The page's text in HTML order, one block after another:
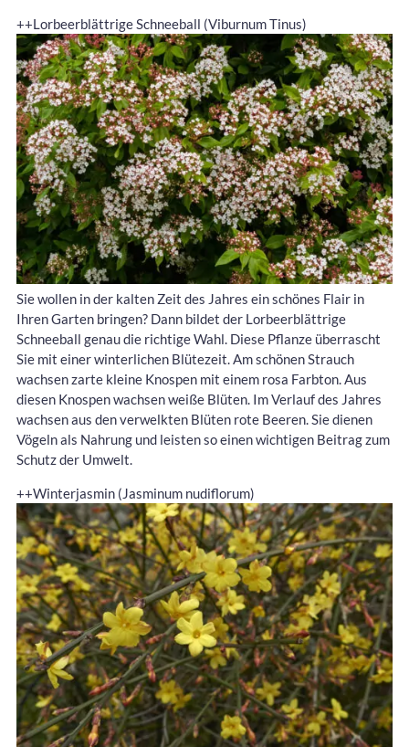
++Lorbeerblättrige Schneeball (Viburnum Tinus)
Sie wollen in der kalten Zeit des Jahres ein schönes Flair in
Ihren Garten bringen? Dann bildet der Lorbeerblättrige
Schneeball genau die richtige Wahl. Diese Pflanze überrascht
Sie mit einer winterlichen Blütezeit. Am schönen Strauch
wachsen zarte kleine Knospen mit einem rosa Farbton. Aus
diesen Knospen wachsen weiße Blüten. Im Verlauf des Jahres
wachsen aus den verwelkten Blüten rote Beeren. Sie dienen
Vögeln als Nahrung und leisten so einen wichtigen Beitrag zum
Schutz der Umwelt.
++Winterjasmin (Jasminum nudiflorum)